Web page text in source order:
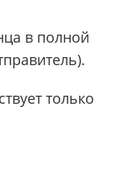
в полной
только